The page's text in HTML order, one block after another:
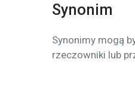
Synonim
Synonimy mogą
rzeczowniki lub